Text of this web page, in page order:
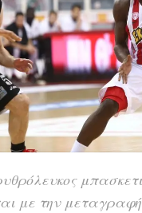
με την μεταγραφή